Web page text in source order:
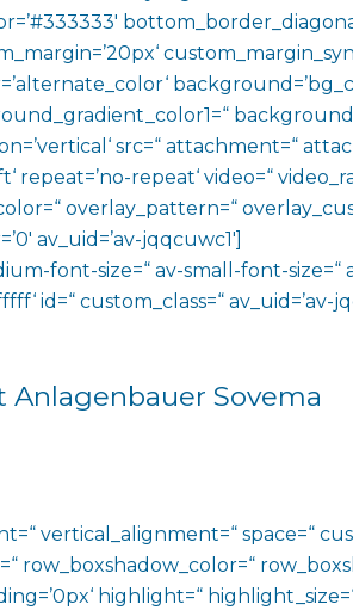
src=“ attachment=“
repeat=’no-repeat‘ video=“
overlay_pattern=“
av_uid=’av-jqqcuwc1′]
font-size=“ av-small-font-size=“
id=“ custom_class=“ av_uid=’av-
Sovema
vertical_alignment=“ space=“
row_boxshadow_color=“
highlight=“